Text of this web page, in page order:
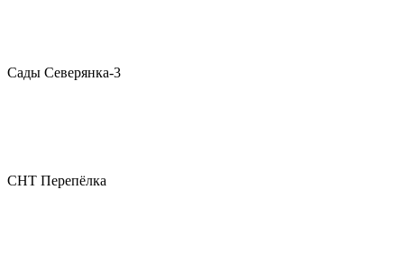
Сады Северянка-3
СНТ Перепёлка